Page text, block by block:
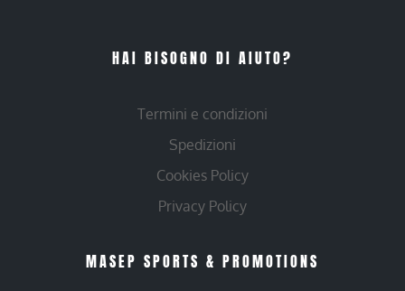
HAI BISOGNO DI AIUTO?
Termini e condizioni
Spedizioni
Cookies Policy
Privacy Policy
MASEP SPORTS & PROMOTIONS